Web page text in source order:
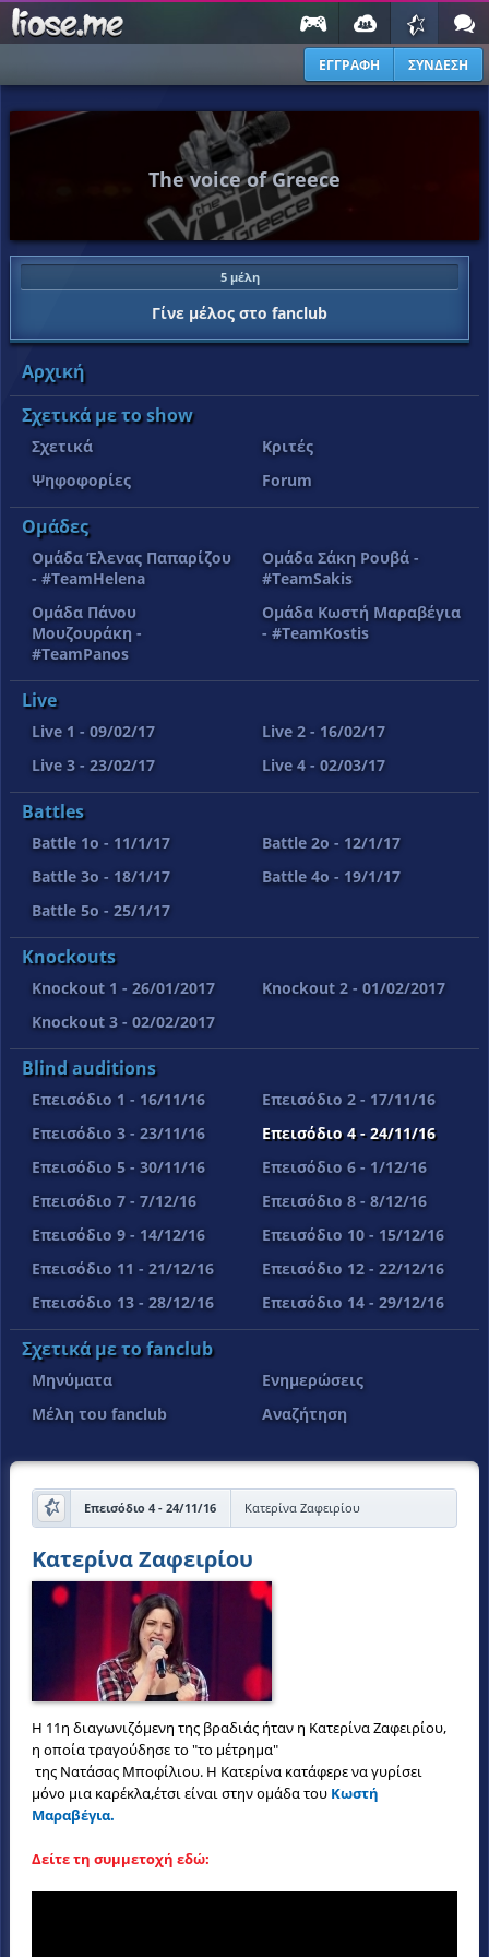
ΕΓΓΡΑΦΗ ΣΥΝΔΕΣΗ
The voice of Greece
5 μέλη
Γίνε μέλος στο fanclub
Αρχική
Σχετικά με το show
Σχετικά
Κριτές
Ψηφοφορίες
Forum
Ομάδες
Ομάδα Έλενας Παπαρίζου
- #TeamHelena
Ομάδα Σάκη Ρουβά -
#TeamSakis
Ομάδα Πάνου
Μουζουράκη -
#TeamPanos
Ομάδα Κωστή Μαραβέγια
- #TeamKostis
Live
Live 1 - 09/02/17
Live 2 - 16/02/17
Live 3 - 23/02/17
Live 4 - 02/03/17
Battles
Battle 1o - 11/1/17
Battle 2o - 12/1/17
Battle 3o - 18/1/17
Battle 4o - 19/1/17
Battle 5o - 25/1/17
Knockouts
Knockout 1 - 26/01/2017
Knockout 2 - 01/02/2017
Knockout 3 - 02/02/2017
Blind auditions
Επεισόδιο 1 - 16/11/16
Επεισόδιο 2 - 17/11/16
Επεισόδιο 3 - 23/11/16
Επεισόδιο 4 - 24/11/16
Επεισόδιο 5 - 30/11/16
Επεισόδιο 6 - 1/12/16
Επεισόδιο 7 - 7/12/16
Επεισόδιο 8 - 8/12/16
Επεισόδιο 9 - 14/12/16
Επεισόδιο 10 - 15/12/16
Επεισόδιο 11 - 21/12/16
Επεισόδιο 12 - 22/12/16
Επεισόδιο 13 - 28/12/16
Επεισόδιο 14 - 29/12/16
Σχετικά με το fanclub
Μηνύματα
Ενημερώσεις
Μέλη του fanclub
Αναζήτηση
Επεισόδιο 4 - 24/11/16 Κατερίνα Ζαφειρίου
Κατερίνα Ζαφειρίου
Η 11η διαγωνιζόμενη της βραδιάς ήταν η Κατερίνα Ζαφειρίου,
η οποία τραγούδησε το "το μέτρημα"
της Νατάσας Μποφίλιου. Η Κατερίνα κατάφερε να γυρίσει
μόνο μια καρέκλα,έτσι είναι στην ομάδα του Κωστή
Μαραβέγια.
Δείτε τη συμμετοχή εδώ: